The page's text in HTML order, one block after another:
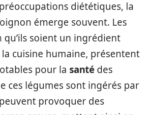
diététiques, la
émerge souvent. Les
qu’ils soient un ingrédient
cuisine humaine, présentent
pour la santé des
ces légumes sont ingérés par
provoquer des